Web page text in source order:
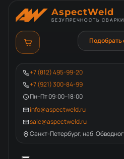
AspectWeld
БЕЗУПРЕЧНОСТЬ
+7 (812) 495-99-20
+7 (921) 300-84-99
Пн–Пт 09:00–18:00
info@aspectweld.ru
sale@aspectweld.ru
Санкт-Петербург, наб.
Подобрать